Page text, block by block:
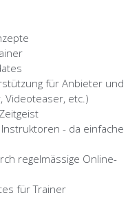
für Anbieter und
Videoteaser, etc.)
- da einfache
regelmässige Online-
für Trainer